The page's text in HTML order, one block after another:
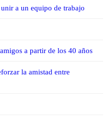
a un equipo de trabajo
a partir de los 40 años
la amistad entre